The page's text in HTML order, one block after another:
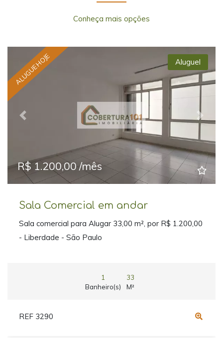
Conheça mais opções
Previous Next
ALUGUE HOJE Aluguel
R$ 1.200,00 /mês
Sala Comercial em andar
Sala comercial para Alugar 33,00 m², por R$ 1.200,00
- Liberdade - São Paulo
1
Banheiro(s)
33
M²
REF 3290